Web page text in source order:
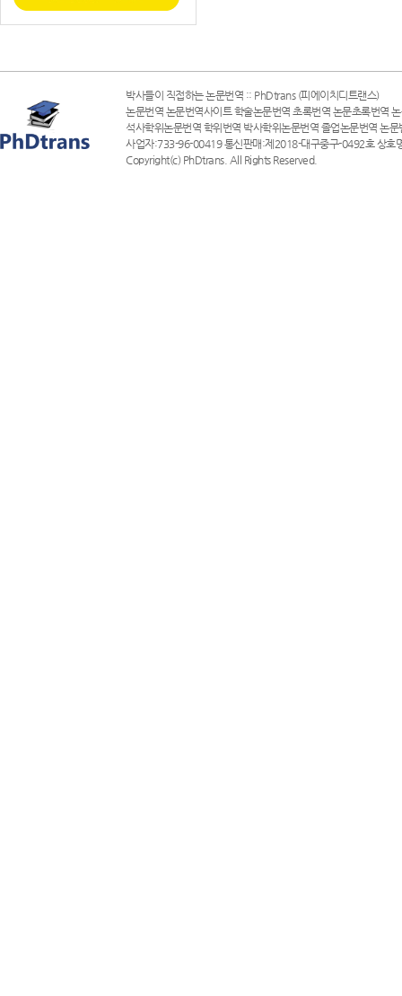
박사들이 직접하는 논문번역 :: PhDtrans (피에이치디트랜스)
논문번역 논문번역사이트 학술논문번역 초록번역 논문초록번역
석사학위논문번역 학위번역 박사학위논문번역 졸업논문번역 논
사업자:733-96-00419 통신판매:제2018-대구중구-0492호 상호
Copyright(c) PhDtrans. All Rights Reserved.